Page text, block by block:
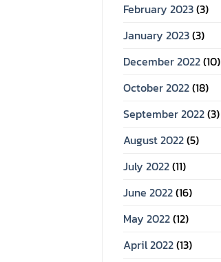
February 2023(3)
January 2023(3)
December 2022(10)
October 2022(18)
September 2022(3)
August 2022(5)
July 2022(11)
June 2022(16)
May 2022(12)
April 2022(13)